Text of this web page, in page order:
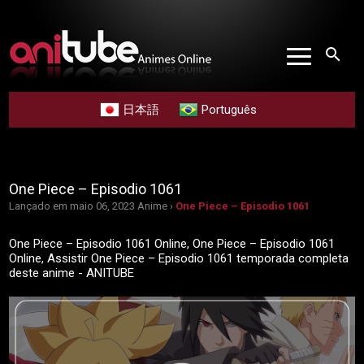
search
日本語 Português
One Piece – Episodio 1061
Lançado em maio 06, 2023 Anime › One Piece – Episodio 1061
One Piece – Episodio 1061 Online, One Piece – Episodio 1061
Online, Assistir One Piece – Episodio 1061 temporada completa
deste anime - ANITUBE